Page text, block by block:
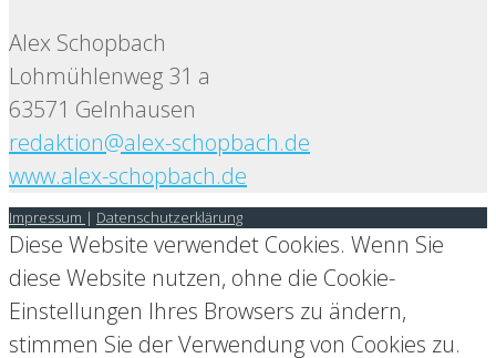
Alex Schopbach
Lohmühlenweg 31 a
63571 Gelnhausen
redaktion@alex-schopbach.de
www.alex-schopbach.de
Impressum | Datenschutzerklärung
Diese Website verwendet Cookies. Wenn Sie
diese Website nutzen, ohne die Cookie-
Einstellungen Ihres Browsers zu ändern,
stimmen Sie der Verwendung von Cookies zu.